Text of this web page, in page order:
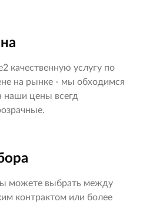
качественную услугу по
на рынке - мы обходимся
наши цены всегд
можете выбрать между
контрактом или более